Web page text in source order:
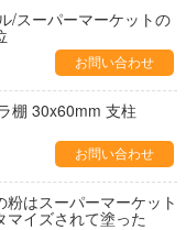
/スーパーマーケットの
お問い合わせ
棚 30x60mm 支柱
お問い合わせ
はスーパーマーケット
イズされて塗った